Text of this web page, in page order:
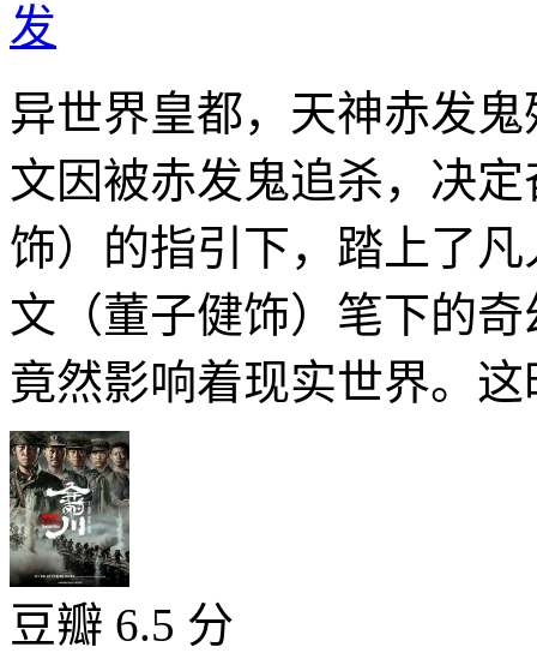
发
异世界皇都，天神赤发
文因被赤发鬼追杀，决
饰）的指引下，踏上了
文（董子健饰）笔下的
竟然影响着现实世界。
豆瓣 6.5 分